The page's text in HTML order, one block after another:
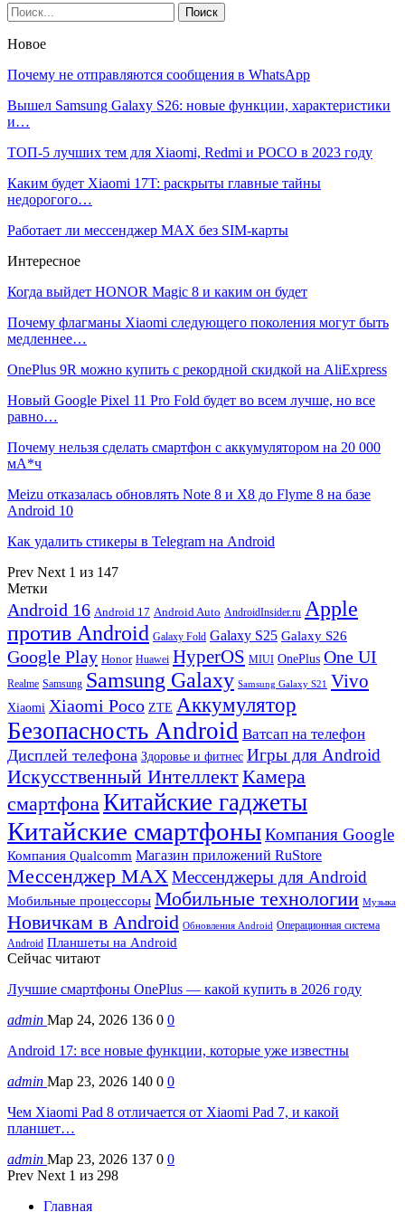
Новое
Почему не отправляются сообщения в WhatsApp
Вышел Samsung Galaxy S26: новые функции, характеристики
и…
ТОП-5 лучших тем для Xiaomi, Redmi и POCO в 2023 году
Каким будет Xiaomi 17T: раскрыты главные тайны
недорогого…
Работает ли мессенджер MAX без SIM-карты
Интересное
Когда выйдет HONOR Magic 8 и каким он будет
Почему флагманы Xiaomi следующего поколения могут быть
медленнее…
OnePlus 9R можно купить с рекордной скидкой на AliExpress
Новый Google Pixel 11 Pro Fold будет во всем лучше, но все
равно…
Почему нельзя сделать смартфон с аккумулятором на 20 000
мА*ч
Meizu отказалась обновлять Note 8 и X8 до Flyme 8 на базе
Android 10
Как удалить стикеры в Telegram на Android
Prev Next 1 из 147
Метки
Android 16 Android 17 Android Auto AndroidInsider.ru Apple
против Android Galaxy Fold Galaxy S25 Galaxy S26
Google Play Honor Huawei HyperOS MIUI OnePlus One UI
Realme Samsung Samsung Galaxy Samsung Galaxy S21 Vivo
Xiaomi Xiaomi Poco ZTE Аккумулятор
Безопасность Android Ватсап на телефон
Дисплей телефона Здоровье и фитнес Игры для Android
Искусственный ИнтеллектКамера
смартфона Китайские гаджеты
Китайские смартфоныКомпания Google
Компания Qualcomm Магазин приложений RuStore
Мессенджер MAX Мессенджеры для Android
Мобильные процессоры Мобильные технологии Музыка
Новичкам в Android Обновления Android Операционная система
Android Планшеты на Android
Сейчас читают
Лучшие смартфоны OnePlus — какой купить в 2026 году
admin Мар 24, 2026 136 0 0
Android 17: все новые функции, которые уже известны
admin Мар 23, 2026 140 0 0
Чем Xiaomi Pad 8 отличается от Xiaomi Pad 7, и какой
планшет…
admin Мар 23, 2026 137 0 0
Prev Next 1 из 298
Главная